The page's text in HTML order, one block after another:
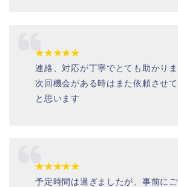
★★★★★
連絡、対応が丁寧でとても助かりま
次回機会がある時はまた依頼させ
と思います
★★★★★
予定時間は過ぎましたが、事前に